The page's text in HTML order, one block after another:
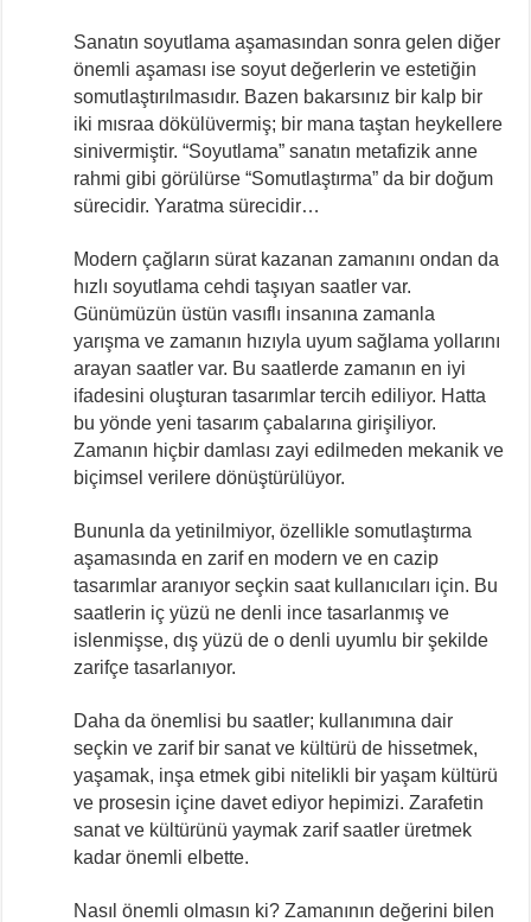
Sanatın soyutlama aşamasından sonra gelen diğer
önemli aşaması ise soyut değerlerin ve estetiğin
somutlaştırılmasıdır. Bazen bakarsınız bir kalp bir
iki mısraa dökülüvermiş; bir mana taştan heykellere
sinivermiştir. “Soyutlama” sanatın metafizik anne
rahmi gibi görülürse “Somutlaştırma” da bir doğum
sürecidir. Yaratma sürecidir…
Modern çağların sürat kazanan zamanını ondan da
hızlı soyutlama cehdi taşıyan saatler var.
Günümüzün üstün vasıflı insanına zamanla
yarışma ve zamanın hızıyla uyum sağlama yollarını
arayan saatler var. Bu saatlerde zamanın en iyi
ifadesini oluşturan tasarımlar tercih ediliyor. Hatta
bu yönde yeni tasarım çabalarına girişiliyor.
Zamanın hiçbir damlası zayi edilmeden mekanik ve
biçimsel verilere dönüştürülüyor.
Bununla da yetinilmiyor, özellikle somutlaştırma
aşamasında en zarif en modern ve en cazip
tasarımlar aranıyor seçkin saat kullanıcıları için. Bu
saatlerin iç yüzü ne denli ince tasarlanmış ve
islenmişse, dış yüzü de o denli uyumlu bir şekilde
zarifçe tasarlanıyor.
Daha da önemlisi bu saatler; kullanımına dair
seçkin ve zarif bir sanat ve kültürü de hissetmek,
yaşamak, inşa etmek gibi nitelikli bir yaşam kültürü
ve prosesin içine davet ediyor hepimizi. Zarafetin
sanat ve kültürünü yaymak zarif saatler üretmek
kadar önemli elbette.
Nasıl önemli olmasın ki? Zamanının değerini bilen